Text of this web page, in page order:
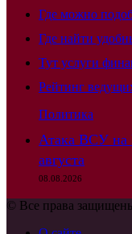
Где можно
Где найти
Тут услуги
Рейтинг
Политика
Атака ВСУ на
августа
08.08.2026
© Все права